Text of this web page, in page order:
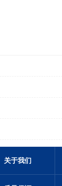
关于我们